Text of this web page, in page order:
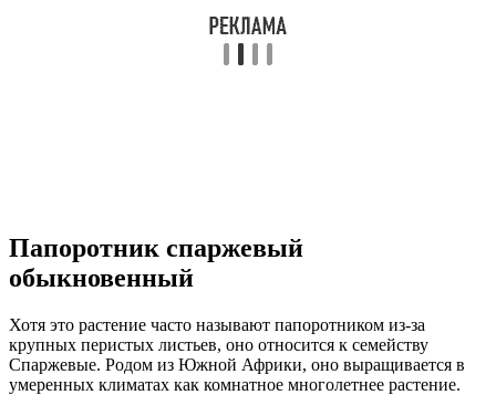
Папоротник спаржевый
обыкновенный
Хотя это растение часто называют папоротником из-за
крупных перистых листьев, оно относится к семейству
Спаржевые. Родом из Южной Африки, оно выращивается в
умеренных климатах как комнатное многолетнее растение.